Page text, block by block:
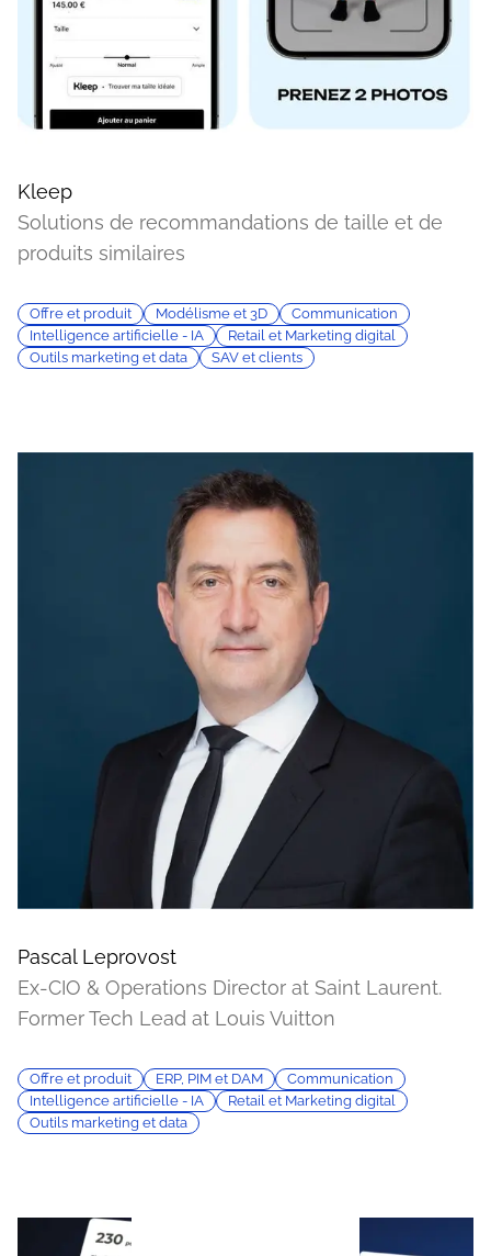
Kleep
Solutions de recommandations de taille et de
produits similaires
Offre et produit Modélisme et 3D
Communication
Intelligence artificielle - IA
Retail et Marketing digital
Outils marketing et data
SAV et clients
Pascal Leprovost
Ex-CIO & Operations Director at Saint Laurent.
Former Tech Lead at Louis Vuitton
Offre et produit ERP, PIM et DAM
Communication
Intelligence artificielle - IA
Retail et Marketing digital
Outils marketing et data